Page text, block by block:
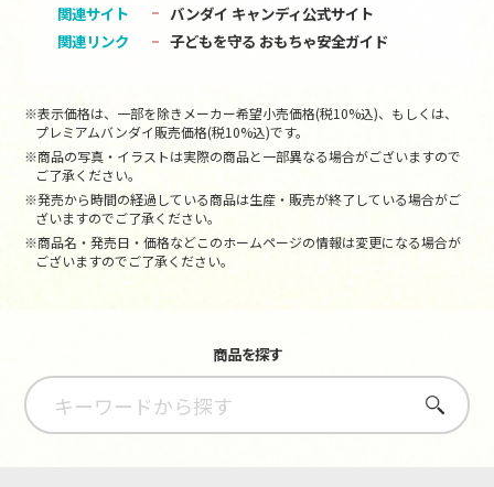
関連サイト
バンダイ キャンディ公式サイト
関連リンク
子どもを守る おもちゃ安全ガイド
※表示価格は、一部を除きメーカー希望小売価格(税10%込)、もしくは、
プレミアムバンダイ販売価格(税10%込)です。
※商品の写真・イラストは実際の商品と一部異なる場合がございますので
ご了承ください。
※発売から時間の経過している商品は生産・販売が終了している場合がご
ざいますのでご了承ください。
※商品名・発売日・価格などこのホームページの情報は変更になる場合が
ございますのでご了承ください。
商品を探す
さがす